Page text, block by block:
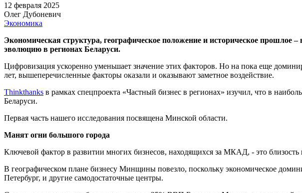
12 февраля 2025
Олег Дубоневич
Экономика
Экономическая структура, географическое положение и историческое прошлое
эволюцию в регионах Беларуси.
Цифровизация ускоренно уменьшает значение этих факторов. Но на пока еще
лет, вышеперечисленные факторы оказали и оказывают заметное воздействие.
Thinkthanks в рамках спецпроекта «Частный бизнес в регионах» изучил, что в
Беларуси.
Первая часть нашего исследования посвящена Минской области.
Манят огни большого города
Ключевой фактор в развитии многих бизнесов, находящихся за МКАД, - это
В географическом плане бизнесу Минщины повезло, поскольку экономическое
Петербург, и другие самодостаточные центры.